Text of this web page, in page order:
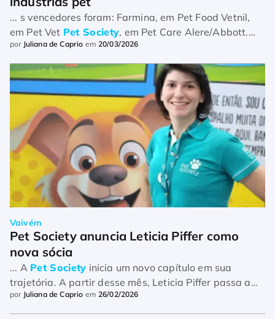
... s vencedores foram: Farmina, em Pet Food Vetnil,
em Pet Vet Pet Society, em Pet Care Alere/Abbott.
em Insumos Vet Inaba/Churu, em Snacks. ...
por Juliana de Caprio em20/03/2026
Vaivém
Pet Society anuncia Leticia Piffer como
nova sócia
... A Pet Society inicia um novo capítulo em sua
trajetória. A partir desse mês, Leticia Piffer passa a
integrar oficialmente o quadro societário da
companhia. O mo ...
por Juliana de Caprio em26/02/2026